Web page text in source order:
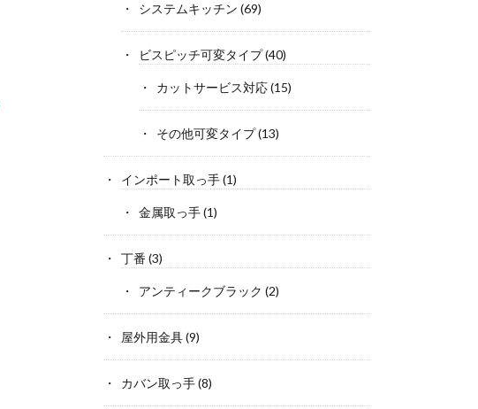
システムキッチン (69)
ビスピッチ可変タイプ(40)
カットサービス対応(15)
その他可変タイプ(13)
インポート取っ手(1)
金属取っ手(1)
丁番 (3)
アンティークブラック (2)
屋外用金具(9)
カバン取っ手(8)